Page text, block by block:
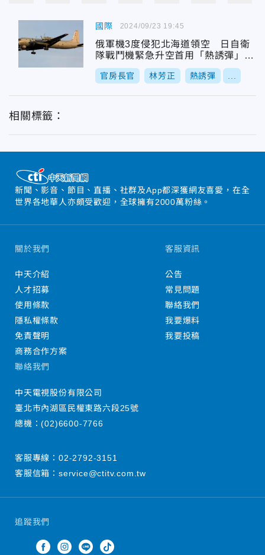
國際
俄軍機3度侵犯北海道領空 日自衛
隊戰鬥機緊急升空首用「熱誘彈」警
告射擊
官房長官 林芳正 熱誘彈
2024/09/23 19:45
相關標籤：
新聞、影音、節目、直播、社群及App都深獲網友喜愛，在全
世界各地華人亦頗受歡迎，全球擁有2000萬粉絲。
追蹤我們
關於我們
中天介紹
人才招募
使用條款
隱私權條款
免責聲明
商務合作方案
客服資訊
公告
常見問題
聯絡我們
我要爆料
我要投稿
聯絡我們
中天電視股份有限公司
臺北市內湖區民權東路六段25號
總機：(02)6600-7766
客服專線： 02-2792-3151
客服信箱： service@ctitv.com.tw